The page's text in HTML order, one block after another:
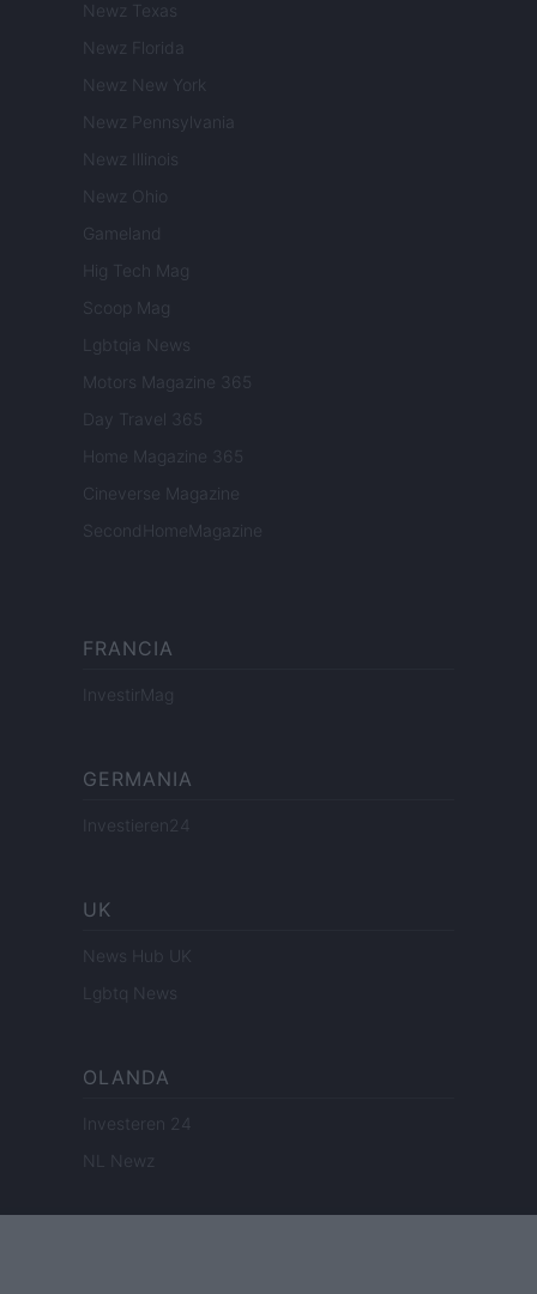
Newz Texas
Newz Florida
Newz New York
Newz Pennsylvania
Newz Illinois
Newz Ohio
Gameland
Hig Tech Mag
Scoop Mag
Lgbtqia News
Motors Magazine 365
Day Travel 365
Home Magazine 365
Cineverse Magazine
SecondHomeMagazine
FRANCIA
InvestirMag
GERMANIA
Investieren24
UK
News Hub UK
Lgbtq News
OLANDA
Investeren 24
NL Newz